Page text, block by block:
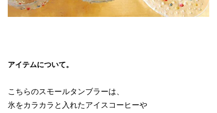
アイテムについて。
こちらのスモールタンブラーは、
氷をカラカラと入れたアイスコーヒーや